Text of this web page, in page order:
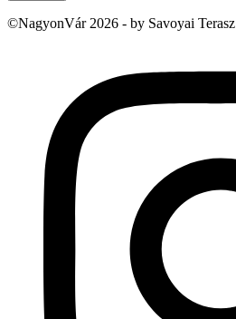
©NagyonVár 2026 - by Savoyai Terasz